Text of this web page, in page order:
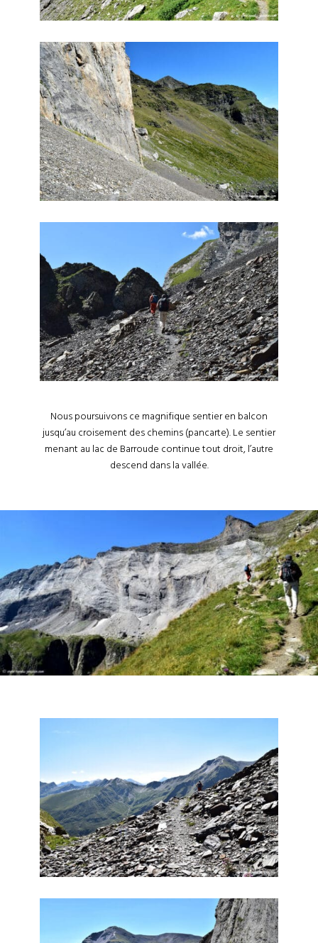
Nous poursuivons ce magnifique sentier en balcon
jusqu’au croisement des chemins (pancarte). Le sentier
menant au lac de Barroude continue tout droit, l’autre
descend dans la vallée.